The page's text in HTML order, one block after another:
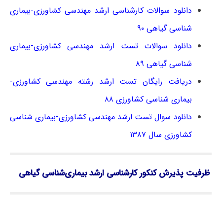
دانلود سوالات کارشناسی ارشد مهندسی کشاورزی-بیماری
شناسی گیاهی ۹۰
دانلود سوالات تست ارشد مهندسی کشاورزی-بیماری
شناسی گیاهی ۸۹
دریافت رایگان تست ارشد رشته مهندسی کشاورزی-
بیماری شناسی کشاورزی ۸۸
دانلود سوال تست ارشد مهندسی کشاورزی-بیماری شناسی
کشاورزی سال ۱۳۸۷
ظرفیت پذیرش کنکور کارشناسی ارشد بیماری‌شناسی گیاهی